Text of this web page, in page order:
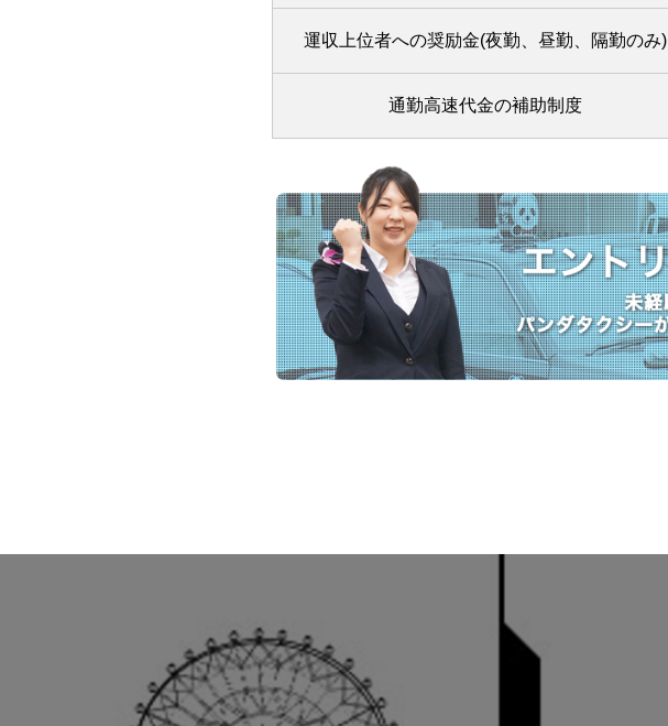
運収上位者への奨励金(夜勤、昼勤、隔勤のみ)
通勤高速代金の補助制度